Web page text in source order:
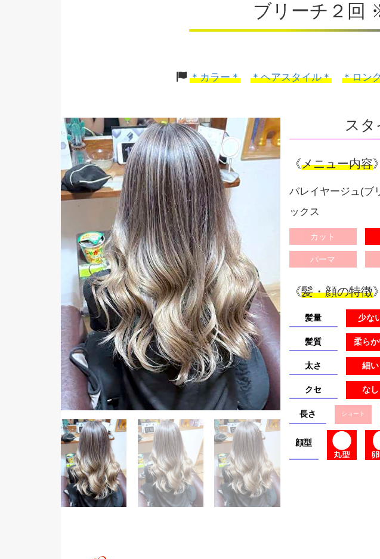
ブリーチ２回
＊カラー＊ ＊ヘアスタイル＊ ＊ロン
スタ
《メニュー内容》
バレイヤージュ(ブ
ックス
カット
パーマ
《髪・顔の特徴》
髪量 少な
髪質 柔ら
太さ 細い
クセ なし
長さ ショート
顔型